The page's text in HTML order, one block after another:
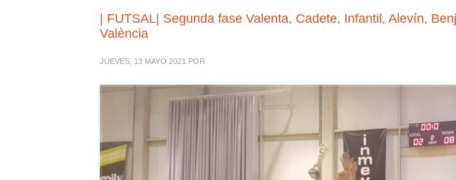
| FUTSAL| Segunda fase Valenta, Cadete, Infantil, Alevín,
València
JUEVES, 13 MAYO 2021 POR